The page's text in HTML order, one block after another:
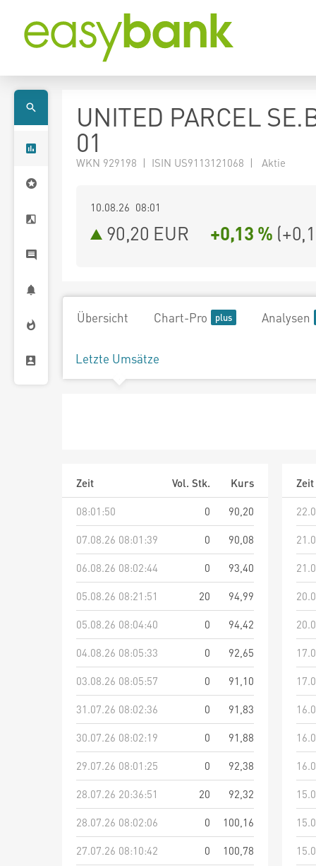
UNITED PARCEL
01
WKN 929198 | ISIN US9113121068 | Aktie
10.08.26 08:01
90,20 EUR +0,13 % (
Übersicht Chart-Pro Analysen
Letzte Umsätze
Zeit Vol. Stk.
Kurs
08:01:50
0
90,20
07.08.26 08:01:39
0
90,08
06.08.26 08:02:44
0
93,40
05.08.26 08:21:51
20
94,99
05.08.26 08:04:40
0
94,42
04.08.26 08:05:33
0
92,65
03.08.26 08:05:57
0
91,10
31.07.26 08:02:36
0
91,83
30.07.26 08:02:19
0
91,88
29.07.26 08:01:25
0
92,38
28.07.26 20:36:51
20
92,32
28.07.26 08:02:06
0
100,16
27.07.26 08:10:42
0
100,78
Zeit